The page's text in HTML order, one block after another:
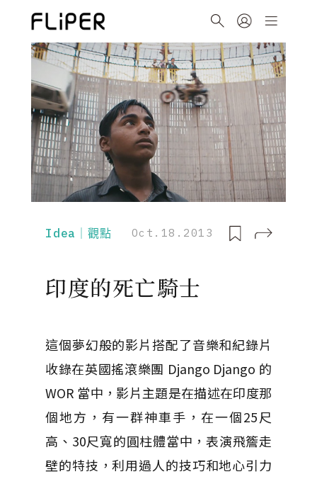
Idea｜觀點 Oct.18.2013
印度的死亡騎士
這個夢幻般的影片搭配了音樂和紀錄片
收錄在英國搖滾樂團 Django Django 的
WOR 當中，影片主題是在描述在印度那
個地方，有一群神車手，在一個25尺
高、30尺寬的圓柱體當中，表演飛簷走
壁的特技，利用過人的技巧和地心引力